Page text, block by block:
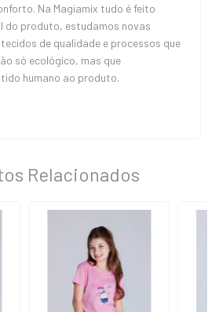
Na Magiamix tudo é feito
do produto, estudamos novas
de qualidade e processos que
só ecológico, mas que
humano ao produto.
Relacionados